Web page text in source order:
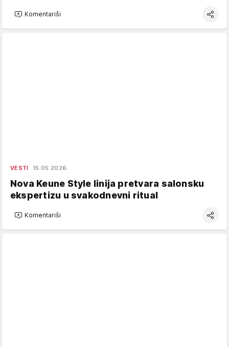
Komentariši
VESTI 15.05.2026.
Nova Keune Style linija pretvara salonsku
ekspertizu u svakodnevni ritual
Komentariši